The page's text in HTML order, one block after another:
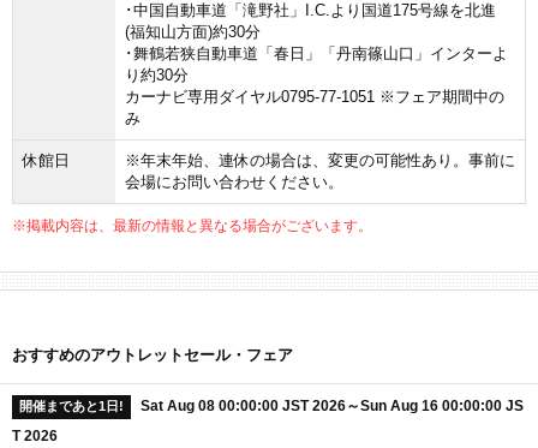
･中国自動車道「滝野社」I.C.より国道175号線を北進
(福知山方面)約30分
･舞鶴若狭自動車道「春日」「丹南篠山口」インターよ
り約30分
カーナビ専用ダイヤル0795-77-1051 ※フェア期間中の
み
休館日
※年末年始、連休の場合は、変更の可能性あり。事前に
会場にお問い合わせください。
※掲載内容は、最新の情報と異なる場合がございます。
おすすめのアウトレットセール・フェア
開催まであと1日!
Sat Aug 08 00:00:00 JST 2026～Sun Aug 16 00:00:00 JS
T 2026